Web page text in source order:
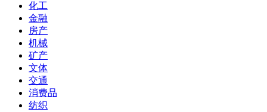
化工
金融
房产
机械
矿产
文体
交通
消费品
纺织